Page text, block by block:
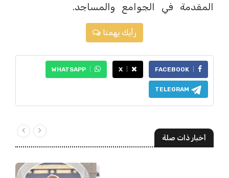
المقدمة في الجوامع والمساجد.
رأيك يهمنا
FACEBOOK
X
WHATSAPP
TELEGRAM
أخبار ذات صلة